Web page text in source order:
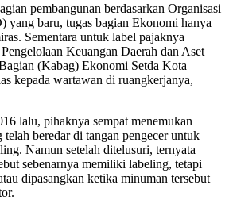
pembangunan berdasarkan Organisasi
yang baru, tugas bagian Ekonomi hanya
Sementara untuk label pajaknya
Keuangan Daerah dan Aset
(Kabag) Ekonomi Setda Kota
kepada wartawan di ruangkerjanya,
lalu, pihaknya sempat menemukan
telah beredar di tangan pengecer untuk
Namun setelah ditelusuri, ternyata
sebenarnya memiliki labeling, tetapi
dipasangkan ketika minuman tersebut